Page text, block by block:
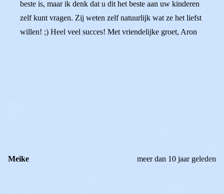
beste is, maar ik denk dat u dit het beste aan uw kinderen
zelf kunt vragen. Zij weten zelf natuurlijk wat ze het liefst
willen! ;) Heel veel succes! Met vriendelijke groet, Aron
Meike meer dan 10 jaar geleden